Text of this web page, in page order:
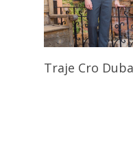
Seleccionar
Traje Cro